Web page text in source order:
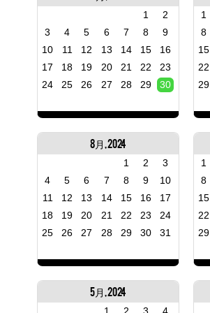
1
8
15
22
29
1
2
3
4 5 6 7 8
9
10
11 12 13 14 15
16
17
18 19 20 21 22
23
24
25 26 27 28 29 30
1
8
15
22
29
8月, 2024
1 2
3
4
5 6 7 8 9
10
11
12 13 14 15 16
17
18
19 20 21 22 23
24
25
26 27 28 29 30 31
5月, 2024